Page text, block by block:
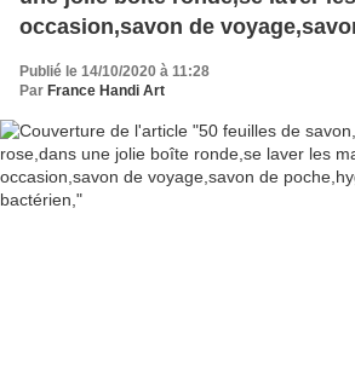
occasion,savon de
Publié le 14/10/2020 à 11:28
Par France Handi Art